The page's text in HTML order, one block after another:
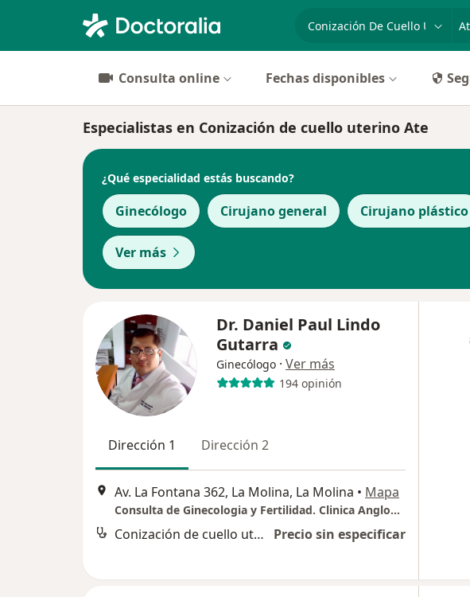
especialidad, enfermedad o
Consulta online Fechas disponibles
Especialistas en Conización de cuello uterino Ate
¿Qué especialidad estás buscando?
Ginecólogo Cirujano general Cirujano plástico
Ver más
Dr. Daniel Paul Lindo
Gutarra
Ginecólogo · Ver más
194 opinión
Dirección 1 Dirección 2
Av. La Fontana 362, La Molina, La Molina • Mapa
Consulta de Ginecologia y Fertilidad. Clinica Angloamericana. La Molina
Conización de cuello uterino Precio sin especificar